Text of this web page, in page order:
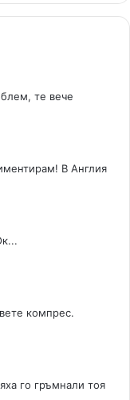
m
те вече
В Англия
компрес.
го гръмнали тоя